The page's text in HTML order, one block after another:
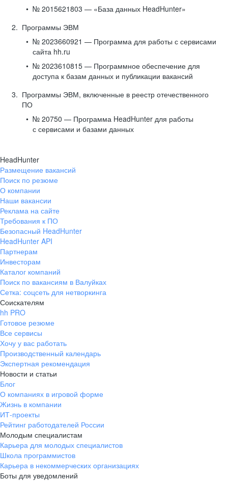
№ 2015621803 — «База данных HeadHunter»
Программы ЭВМ
№ 2023660921 — Программа для работы с сервисами
сайта hh.ru
№ 2023610815 — Программное обеспечение для
доступа к базам данных и публикации вакансий
Программы ЭВМ, включенные в реестр отечественного
ПО
№ 20750 — Программа HeadHunter для работы
с сервисами и базами данных
HeadHunter
Размещение вакансий
Поиск по резюме
О компании
Наши вакансии
Реклама на сайте
Требования к ПО
Безопасный HeadHunter
HeadHunter API
Партнерам
Инвесторам
Каталог компаний
Поиск по вакансиям в Валуйках
Сетка: соцсеть для нетворкинга
Соискателям
hh PRO
Готовое резюме
Все сервисы
Хочу у вас работать
Производственный календарь
Экспертная рекомендация
Новости и статьи
Блог
О компаниях в игровой форме
Жизнь в компании
ИТ-проекты
Рейтинг работодателей России
Молодым специалистам
Карьера для молодых специалистов
Школа программистов
Карьера в некоммерческих организациях
Боты для уведомлений